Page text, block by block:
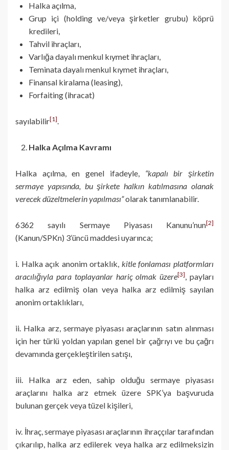
Halka açılma,
Grup içi (holding ve/veya şirketler grubu) köprü
kredileri,
Tahvil ihraçları,
Varlığa dayalı menkul kıymet ihraçları,
Teminata dayalı menkul kıymet ihraçları,
Finansal kiralama (leasing),
Forfaiting (ihracat)
sayılabilir[1].
Halka Açılma Kavramı
Halka açılma, en genel ifadeyle, “kapalı bir şirketin
sermaye yapısında, bu şirkete halkın katılmasına olanak
verecek düzeltmelerin yapılması”olarak tanımlanabilir.
6362 sayılı Sermaye Piyasası Kanunu’nun[2]
(Kanun/SPKn) 3’üncü maddesi uyarınca;
i. Halka açık anonim ortaklık, kitle fonlaması platformları
aracılığıyla para toplayanlar hariç olmak üzere[3], payları
halka arz edilmiş olan veya halka arz edilmiş sayılan
anonim ortaklıkları,
ii. Halka arz, sermaye piyasası araçlarının satın alınması
için her türlü yoldan yapılan genel bir çağrıyı ve bu çağrı
devamında gerçekleştirilen satışı,
iii. Halka arz eden, sahip olduğu sermaye piyasası
araçlarını halka arz etmek üzere SPK’ya başvuruda
bulunan gerçek veya tüzel kişileri,
iv. İhraç, sermaye piyasası araçlarının ihraççılar tarafından
çıkarılıp, halka arz edilerek veya halka arz edilmeksizin